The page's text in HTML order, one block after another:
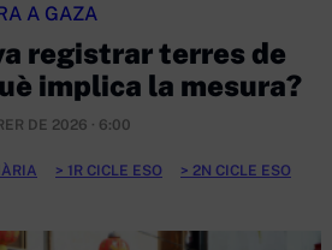
A GAZA
registrar terres de
implica la mesura?
DE 2026 · 6:00
1R CICLE ESO
2N CICLE ESO